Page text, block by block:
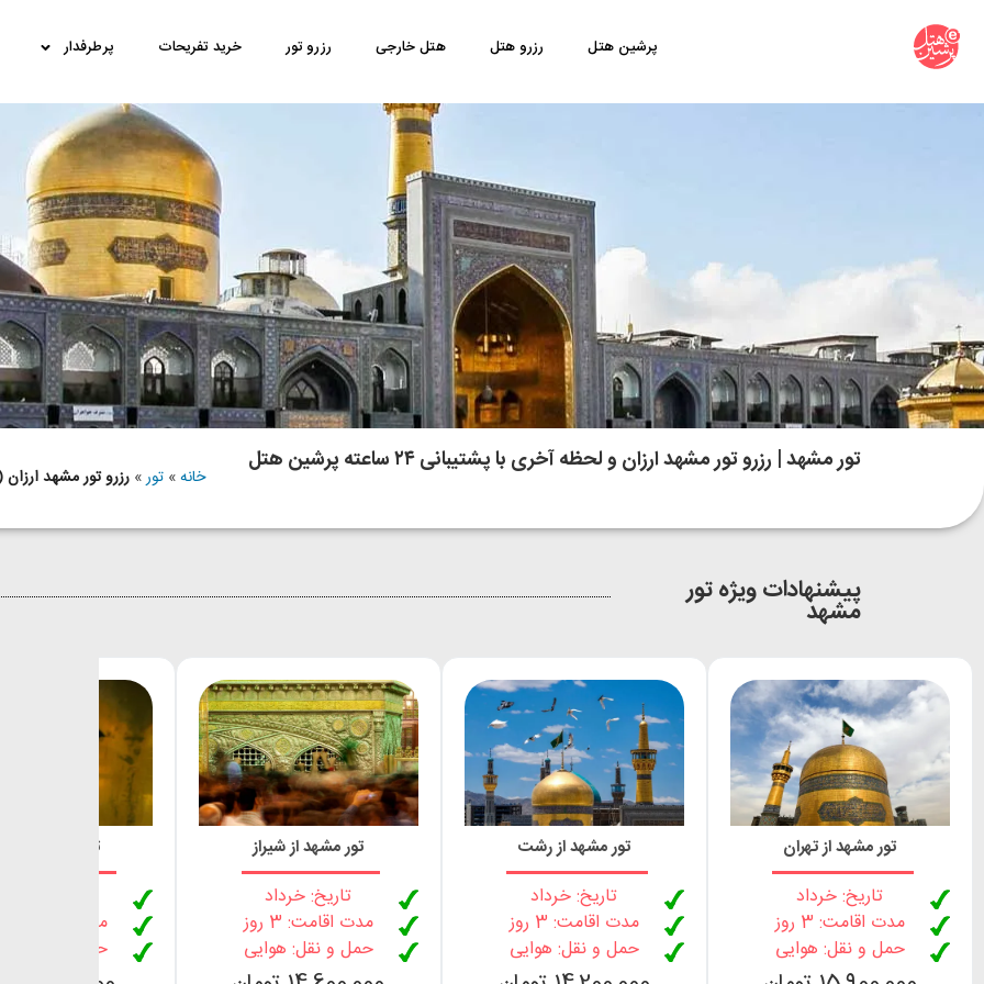
پرشین هتل رزرو هتل هتل خارجی رزرو تور خرید تفریحات پرطرفدار
تور مشهد | رزرو تور مشهد ارزان و لحظه آخری با پشتیبانی ۲۴ ساعته پرشین هتل
خانه»تور»رزرو تور مشهد
پیشنهادات ویژه تور
مشهد
تور مشهد از تهران
تاریخ: خرداد
مدت اقامت: 3 روز
حمل و نقل: هوایی
تور مشهد از رشت
تاریخ: خرداد
مدت اقامت: 3 روز
حمل و نقل: هوایی
تور مشهد از شیراز
تاریخ: خرداد
مدت اقامت: 3 روز
حمل و نقل: هوایی
تور مشهد از ساری
مدت اقامت: 3 روز
حمل و نقل: